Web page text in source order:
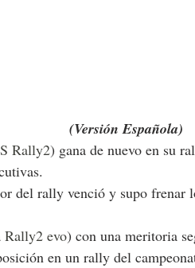
(Versión Española)
Rally2) gana de nuevo en su
del rally venció y supo frenar
Rally2 evo) con una meritoria
en un rally del